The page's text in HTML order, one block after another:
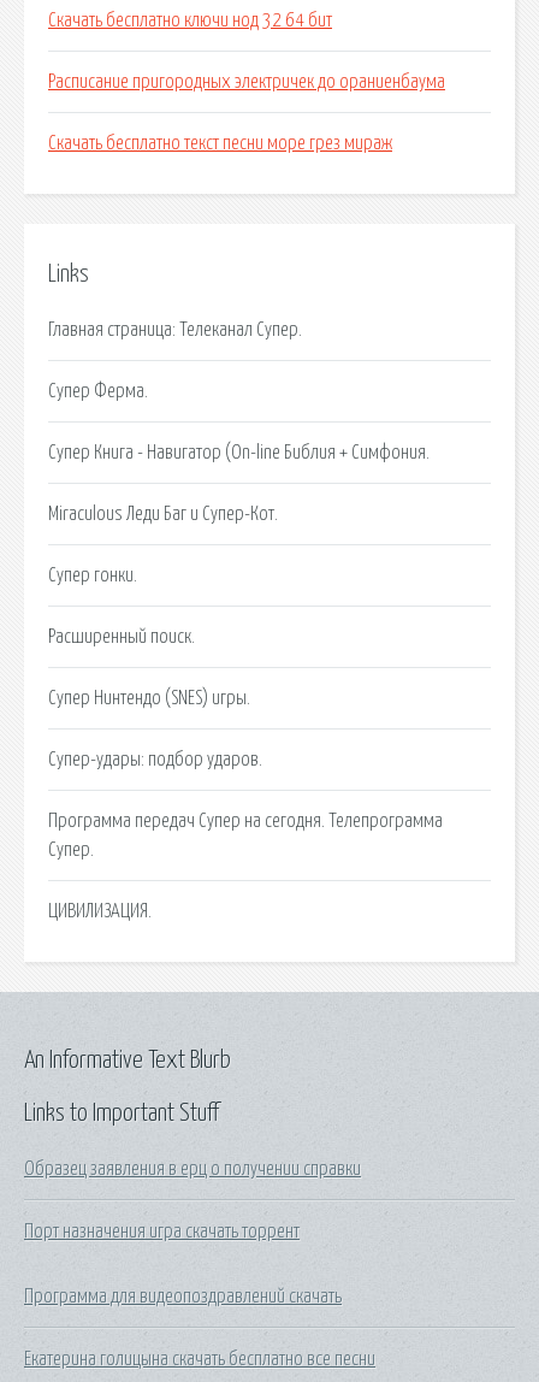
Скачать бесплатно ключи нод 32 64 бит
Расписание пригородных электричек до ораниенбаума
Скачать бесплатно текст песни море грез мираж
Links
Главная страница: Телеканал Супер.
Супер Ферма.
Супер Книга - Навигатор (On-line Библия + Симфония.
Miraculous Леди Баг и Супер-Кот.
Супер гонки.
Расширенный поиск.
Супер Нинтендо (SNES) игры.
Супер-удары: подбор ударов.
Программа передач Супер на сегодня. Телепрограмма
Супер.
ЦИВИЛИЗАЦИЯ.
Links to Important Stuff
Образец заявления в ерц о получении справки
Порт назначения игра скачать торрент
Программа для видеопоздравлений скачать
Екатерина голицына скачать бесплатно все песни
An Informative Text Blurb